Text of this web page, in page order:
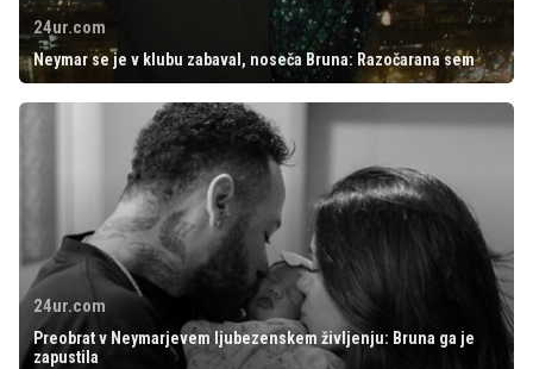
24ur.com
Neymar se je v klubu zabaval, noseča Bruna: Razočarana sem
24ur.com
Preobrat v Neymarjevem ljubezenskem življenju: Bruna ga je
zapustila